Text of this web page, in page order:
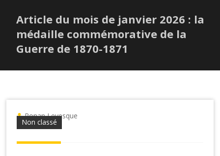
s
&
T
r
a
di
n
s
Article du mois de janvier 2026 : la
médaille commémorative de la
Guerre de 1870-1871
Non classé
Ronan Levesque